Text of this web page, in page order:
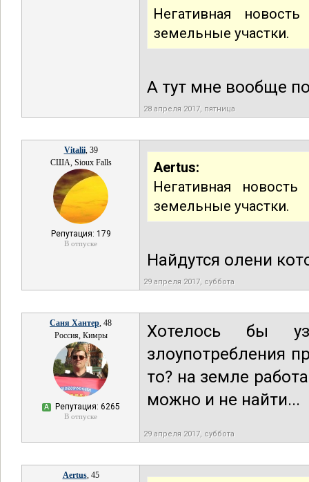
Негативная
земельные участки.
А тут мне вообще
28 апреля 2017, пятница
Vitalii, 39
США, Sioux Falls
Репутация: 179
В отпуске
Aertus:
Негативная
земельные участки.
Найдутся олени
29 апреля 2017, суббота
Саня Хантер, 48
Россия, Кимры
А Репутация: 6265
В отпуске
Хотелось бы
злоупотребления
то? на земле
можно и не найти...
29 апреля 2017, суббота
Aertus, 45